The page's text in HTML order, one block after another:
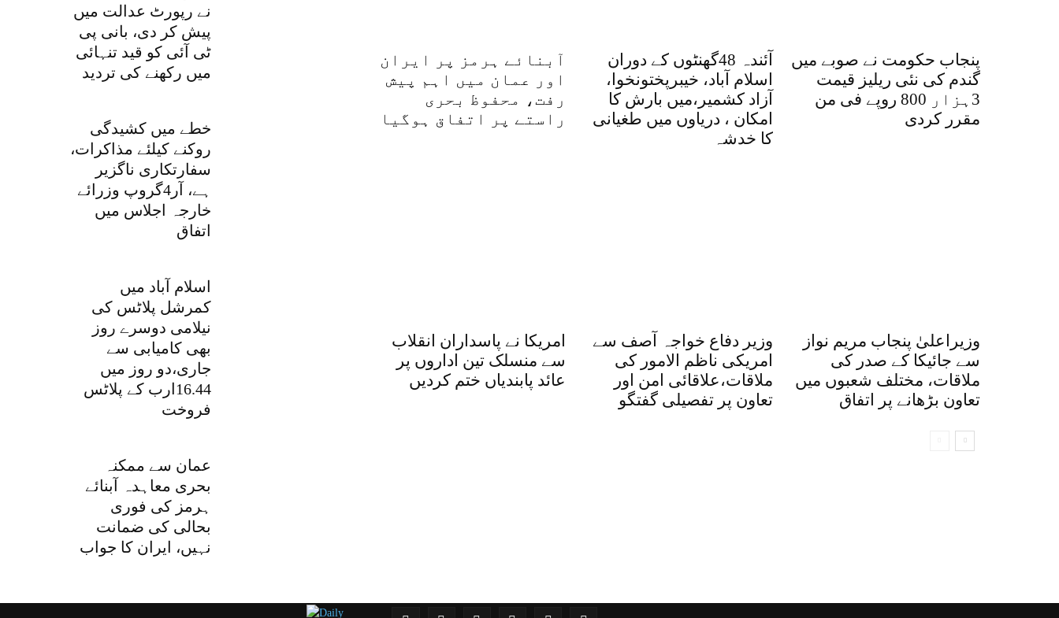
نے رپورٹ عدالت میں
پیش کر دی، بانی پی
ٹی آئی کو قید تنہائی
میں رکھنے کی تردید
خطے میں کشیدگی
روکنے کیلئے مذاکرات،
سفارتکاری ناگزیر
ہے، آر4گروپ وزرائے
خارجہ اجلاس میں
اتفاق
اسلام آباد میں
کمرشل پلاٹس کی
نیلامی دوسرے روز
بھی کامیابی سے
جاری،دو روز میں
16.44ارب کے پلاٹس
فروخت
عمان سے ممکنہ
بحری معاہدہ آبنائے
ہرمز کی فوری
بحالی کی ضمانت
نہیں، ایران کا جواب
آبنائے ہرمز پر ایران
اور عمان میں اہم پیش
رفت، محفوظ بحری
راستے پر اتفاق ہوگیا
آئندہ 48گھنٹوں کے دوران
اسلام آباد، خیبرپختونخوا،
آزاد کشمیر،میں بارش کا
امکان ، دریاوں میں طغیانی
کا خدشہ
پنجاب حکومت نے صوبے میں
گندم کی نئی ریلیز قیمت
3ہزار 800 روپے فی من
مقرر کردی
امریکا نے پاسداران انقلاب
سے منسلک تین اداروں پر
عائد پابندیاں ختم کردیں
وزیر دفاع خواجہ آصف سے
امریکی ناظم الامور کی
ملاقات،علاقائی امن اور
تعاون پر تفصیلی گفتگو
وزیراعلیٰ پنجاب مریم نواز
سے جائیکا کے صدر کی
ملاقات، مختلف شعبوں میں
تعاون بڑھانے پر اتفاق